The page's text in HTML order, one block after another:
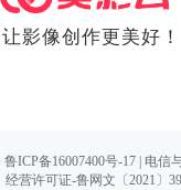
让影像创作更美好！
鲁ICP备16007400号-17| 电信
经营许可证-鲁网文〔2021〕